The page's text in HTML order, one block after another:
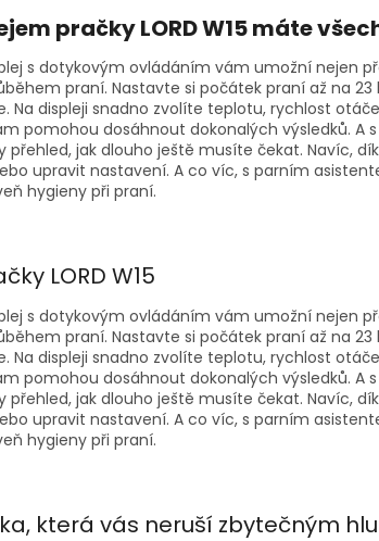
pračky LORD W15 máte
s dotykovým ovládáním vám umožní nejen
praní. Nastavte si počátek praní až na
Na displeji snadno zvolíte teplotu, rychlost
pomohou dosáhnout dokonalých výsledků. A
přehled, jak dlouho ještě musíte čekat. Navíc,
upravit nastavení. A co víc, s parním
hygieny při praní.
LORD W15
s dotykovým ovládáním vám umožní nejen
praní. Nastavte si počátek praní až na
Na displeji snadno zvolíte teplotu, rychlost
pomohou dosáhnout dokonalých výsledků. A
přehled, jak dlouho ještě musíte čekat. Navíc,
upravit nastavení. A co víc, s parním
hygieny při praní.
která vás neruší zbytečným